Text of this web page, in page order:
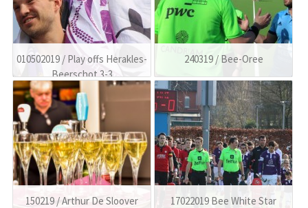
010502019 / Play offs Herakles-
Beerschot 3-3
240319 / Bee-Oree
150219 / Arthur De Sloover 17022019 Bee White Star